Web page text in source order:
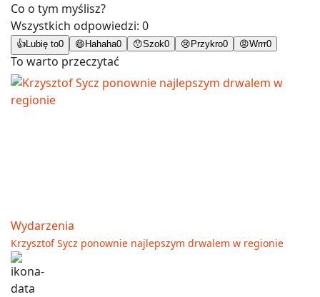
Co o tym myślisz?
Wszystkich odpowiedzi: 0
👍Lubię to0 😄 Hahaha0 😯Szok0 😢 Przykro0 😡Wrrr0
To warto przeczytać
Wydarzenia
Krzysztof Sycz ponownie najlepszym drwalem w regionie